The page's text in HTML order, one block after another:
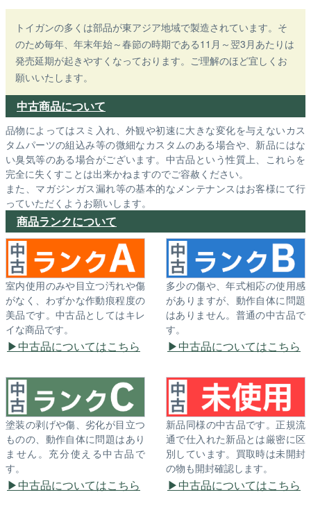
トイガンの多くは部品が東アジア地域で製造されています。そ
のため毎年、年末年始～春節の時期である11月～翌3月あたりは
発売延期が起きやすくなっております。ご理解のほど宜しくお
願いいたします。
中古商品について
品物によってはスミ入れ、外観や初速に大きな変化を与えないカス
タムパーツの組込み等の微細なカスタムのある場合や、新品にはな
い臭気等のある場合がございます。中古品という性質上、これらを
完全に失くすことは出来かねますのでご容赦ください。
また、マガジンガス漏れ等の基本的なメンテナンスはお客様にて行
っていただくようお願いします。
商品ランクについて
室内使用のみや目立つ汚れや傷
がなく、わずかな作動痕程度の
美品です。中古品としてはキレ
イな商品です。
中古品についてはこちら
多少の傷や、年式相応の使用感
がありますが、動作自体に問題
はありません。普通の中古品で
す。
中古品についてはこちら
塗装の剥げや傷、劣化が目立つ
ものの、動作自体に問題はあり
ません。充分使える中古品で
す。
中古品についてはこちら
新品同様の中古品です。正規流
通で仕入れた新品とは厳密に区
別しています。買取時は未開封
の物も開封確認します。
中古品についてはこちら